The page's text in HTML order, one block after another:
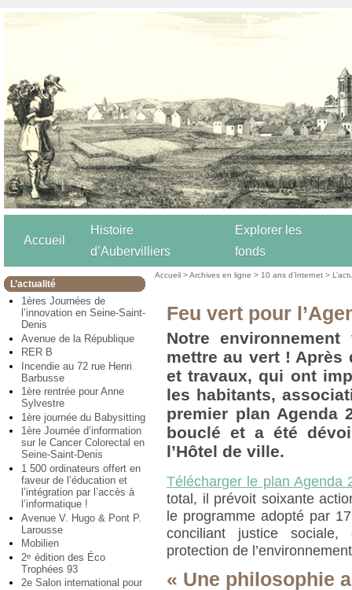
Accueil
Histoire
d’Aubervilliers
Explorer les
fonds
L’actualité
1ères Journées de
l’innovation en Seine-Saint-
Denis
Avenue de la République
RER B
Incendie au 72 rue Henri
Barbusse
1ère rentrée pour Anne
Sylvestre
1ère journée du Babysitting
1ère Journée d’information
sur le Cancer Colorectal en
Seine-Saint-Denis
1 500 ordinateurs offert en
faveur de l’éducation et
l’intégration par l’accès à
l’informatique !
Avenue V. Hugo & Pont P.
Larousse
Mobilien
2e édition des Éco
Trophées 93
2e Salon international pour
Accueil >Archives en ligne > 10 ans d’Internet >
Feu vert pour
Notre
mettre au vert ! Après
et travaux, qui ont
les habitants,
premier plan Agenda
bouclé et a été
l’Hôtel de ville.
Télécharger le plan Agenda
total, il prévoit soixante
le programme adopté par
conciliant justice sociale,
protection de
« Une philosophie